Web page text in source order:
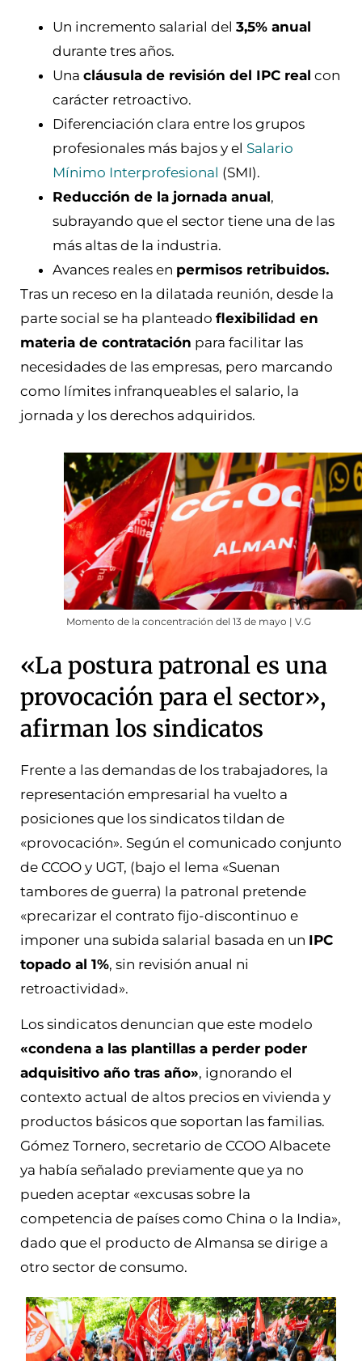
Un incremento salarial del 3,5% anual
durante tres años.
Una cláusula de revisión del IPC real con
carácter retroactivo.
Diferenciación clara entre los grupos
profesionales más bajos y el Salario
Mínimo Interprofesional (SMI).
Reducción de la jornada anual,
subrayando que el sector tiene una de las
más altas de la industria.
Avances reales en permisos retribuidos.
Tras un receso en la dilatada reunión, desde la
parte social se ha planteado flexibilidad en
materia de contratación para facilitar las
necesidades de las empresas, pero marcando
como límites infranqueables el salario, la
jornada y los derechos adquiridos.
Momento de la concentración del 13 de mayo | V.G
«La postura patronal es una
provocación para el sector»,
afirman los sindicatos
Frente a las demandas de los trabajadores, la
representación empresarial ha vuelto a
posiciones que los sindicatos tildan de
«provocación». Según el comunicado conjunto
de CCOO y UGT, (bajo el lema «Suenan
tambores de guerra) la patronal pretende
«precarizar el contrato fijo-discontinuo e
imponer una subida salarial basada en un IPC
topado al 1%, sin revisión anual ni
retroactividad».
Los sindicatos denuncian que este modelo
«condena a las plantillas a perder poder
adquisitivo año tras año», ignorando el
contexto actual de altos precios en vivienda y
productos básicos que soportan las familias.
Gómez Tornero, secretario de CCOO Albacete
ya había señalado previamente que ya no
pueden aceptar «excusas sobre la
competencia de países como China o la India»,
dado que el producto de Almansa se dirige a
otro sector de consumo.